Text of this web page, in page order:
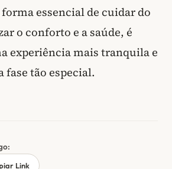
essencial de cuidar do
o conforto e a saúde, é
experiência mais tranquila e
fase tão especial.
Link